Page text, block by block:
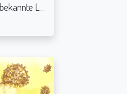
Kampf gegen unbekannte Lebensform